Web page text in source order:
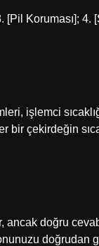
[Pil Koruması]; 4.
işlemci
çekirdeğin
ancak doğru
doğrudan